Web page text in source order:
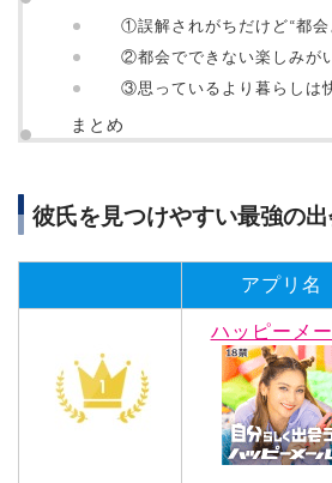
①誤解されがちだけど“都会
②都会でできない楽しみが
③思っているより暮らしは
まとめ
彼氏を見つけやすい最強の
アプリ名
ハッピーメ